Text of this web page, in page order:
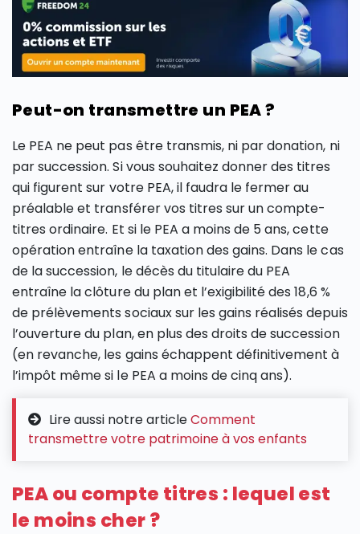
Peut-on transmettre un PEA ?
Le PEA ne peut pas être transmis, ni par donation, ni
par succession. Si vous souhaitez donner des titres
qui figurent sur votre PEA, il faudra le fermer au
préalable et transférer vos titres sur un compte-
titres ordinaire. Et si le PEA a moins de 5 ans, cette
opération entraîne la taxation des gains. Dans le cas
de la succession, le décès du titulaire du PEA
entraîne la clôture du plan et l’exigibilité des 18,6 %
de prélèvements sociaux sur les gains réalisés depuis
l’ouverture du plan, en plus des droits de succession
(en revanche, les gains échappent définitivement à
l’impôt même si le PEA a moins de cinq ans).
Lire aussi notre articleComment
transmettre votre patrimoine à vos enfants
PEA ou compte titres : lequel est
le moins cher ?